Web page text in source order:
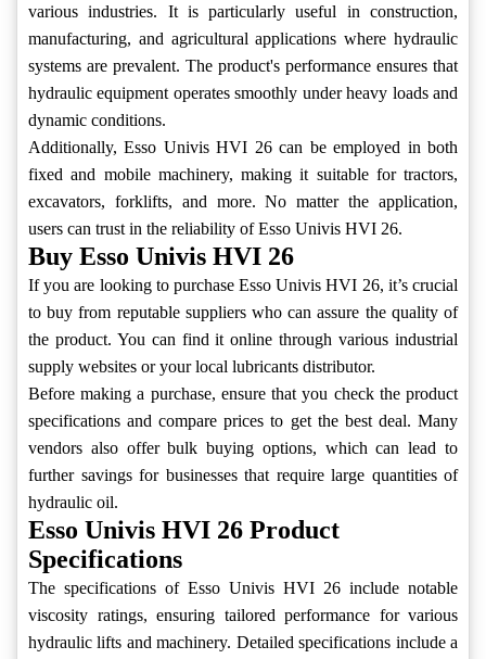
various industries. It is particularly useful in construction,
manufacturing, and agricultural applications where hydraulic
systems are prevalent. The product's performance ensures that
hydraulic equipment operates smoothly under heavy loads and
dynamic conditions.
Additionally, Esso Univis HVI 26 can be employed in both
fixed and mobile machinery, making it suitable for tractors,
excavators, forklifts, and more. No matter the application,
users can trust in the reliability of Esso Univis HVI 26.
Buy Esso Univis HVI 26
If you are looking to purchase Esso Univis HVI 26, it’s crucial
to buy from reputable suppliers who can assure the quality of
the product. You can find it online through various industrial
supply websites or your local lubricants distributor.
Before making a purchase, ensure that you check the product
specifications and compare prices to get the best deal. Many
vendors also offer bulk buying options, which can lead to
further savings for businesses that require large quantities of
hydraulic oil.
Esso Univis HVI 26 Product
Specifications
The specifications of Esso Univis HVI 26 include notable
viscosity ratings, ensuring tailored performance for various
hydraulic lifts and machinery. Detailed specifications include a